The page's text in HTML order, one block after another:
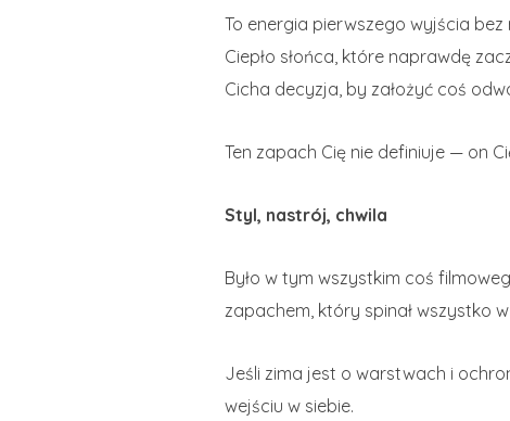
To energia pierwszego wyjścia bez
Ciepło słońca, które naprawdę
Cicha decyzja, by założyć coś
Ten zapach Cię nie definiuje — on
Styl, nastrój, chwila
Było w tym wszystkim coś
zapachem, który spinał wszystko
Jeśli zima jest o warstwach i
wejściu w siebie.